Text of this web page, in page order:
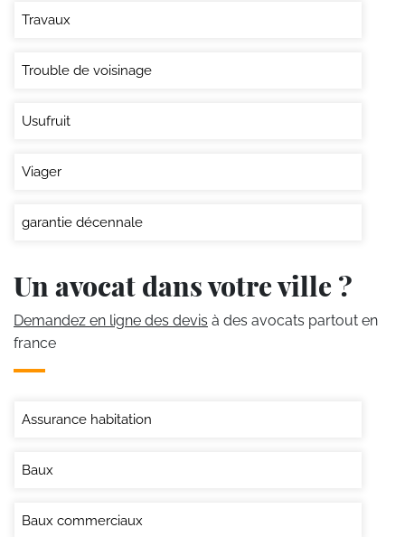
Travaux
Trouble de voisinage
Usufruit
Viager
garantie décennale
Un avocat dans votre ville ?
Demandez en ligne des devis à des avocats partout en
france
Assurance habitation
Baux
Baux commerciaux